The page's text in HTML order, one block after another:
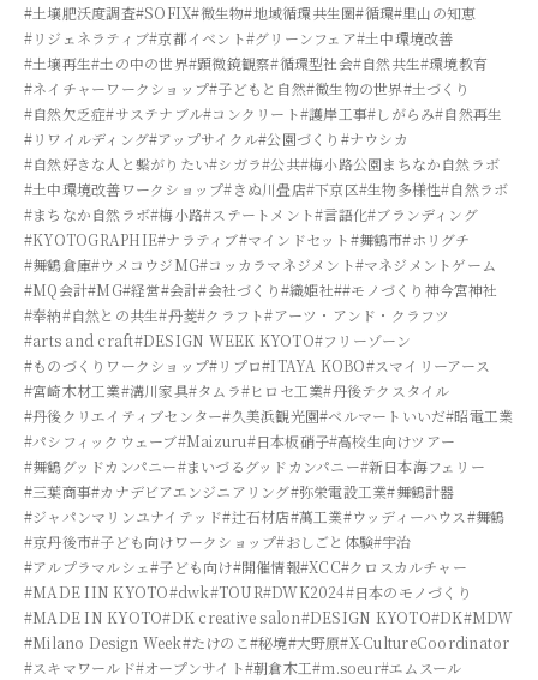
#土壌肥沃度調査#SOFIX#微生物#地域循環共生圏#循環#里山の知恵
#リジェネラティブ#京都イベント#グリーンフェア#土中環境改善
#土壌再生#土の中の世界#顕微鏡観察#循環型社会#自然共生#環境教育
#ネイチャーワークショップ#子どもと自然#微生物の世界#土づくり
#自然欠乏症#サステナブル#コンクリート#護岸工事#しがらみ#自然再生
#リワイルディング#アップサイクル#公園づくり #ナウシカ
#自然好きな人と繋がりたい#シガラ#公共#梅小路公園まちなか自然ラボ
#土中環境改善ワークショップ#きぬ川畳店#下京区#生物多様性#自然ラボ
#まちなか自然ラボ#梅小路#ステートメント#言語化#ブランディング
#KYOTOGRAPHIE#ナラティブ#マインドセット#舞鶴市#ホリグチ
#舞鶴倉庫#ウメコウジMG#コッカラマネジメント#マネジメントゲーム
#MQ会計#MG#経営#会計#会社づくり#織姫社##モノづくり神今宮神社
#奉納#自然との共生#丹菱#クラフト#アーツ・アンド・クラフツ
#arts and craft#DESIGN WEEK KYOTO#フリーゾーン
#ものづくりワークショップ#リプロ#ITAYA KOBO#スマイリーアース
#宮崎木材工業#溝川家具#タムラ#ヒロセ工業#丹後テクスタイル
#丹後クリエイティブセンター#久美浜観光園#ベルマートいいだ#昭電工業
#パシフィックウェーブ#Maizuru#日本板硝子#高校生向けツアー
#舞鶴グッドカンパニー#まいづるグッドカンパニー#新日本海フェリー
#三葉商事#カナデビアエンジニアリング#弥栄電設工業#舞鶴計器
#ジャパンマリンユナイテッド#辻石材店#萬工業#ウッディーハウス#舞鶴
#京丹後市#子ども向けワークショップ#おしごと体験#宇治
#アルプラマルシェ#子ども向け#開催情報#XCC#クロスカルチャー
#MADE IIN KYOTO#dwk#TOUR#DWK2024#日本のモノづくり
#MADE IN KYOTO#DK creative salon#DESIGN KYOTO#DK#MDW
#Milano Design Week#たけのこ#秘境#大野原#X-CultureCoordinator
#スキマワールド#オープンサイト#朝倉木工#m.soeur#エムスール